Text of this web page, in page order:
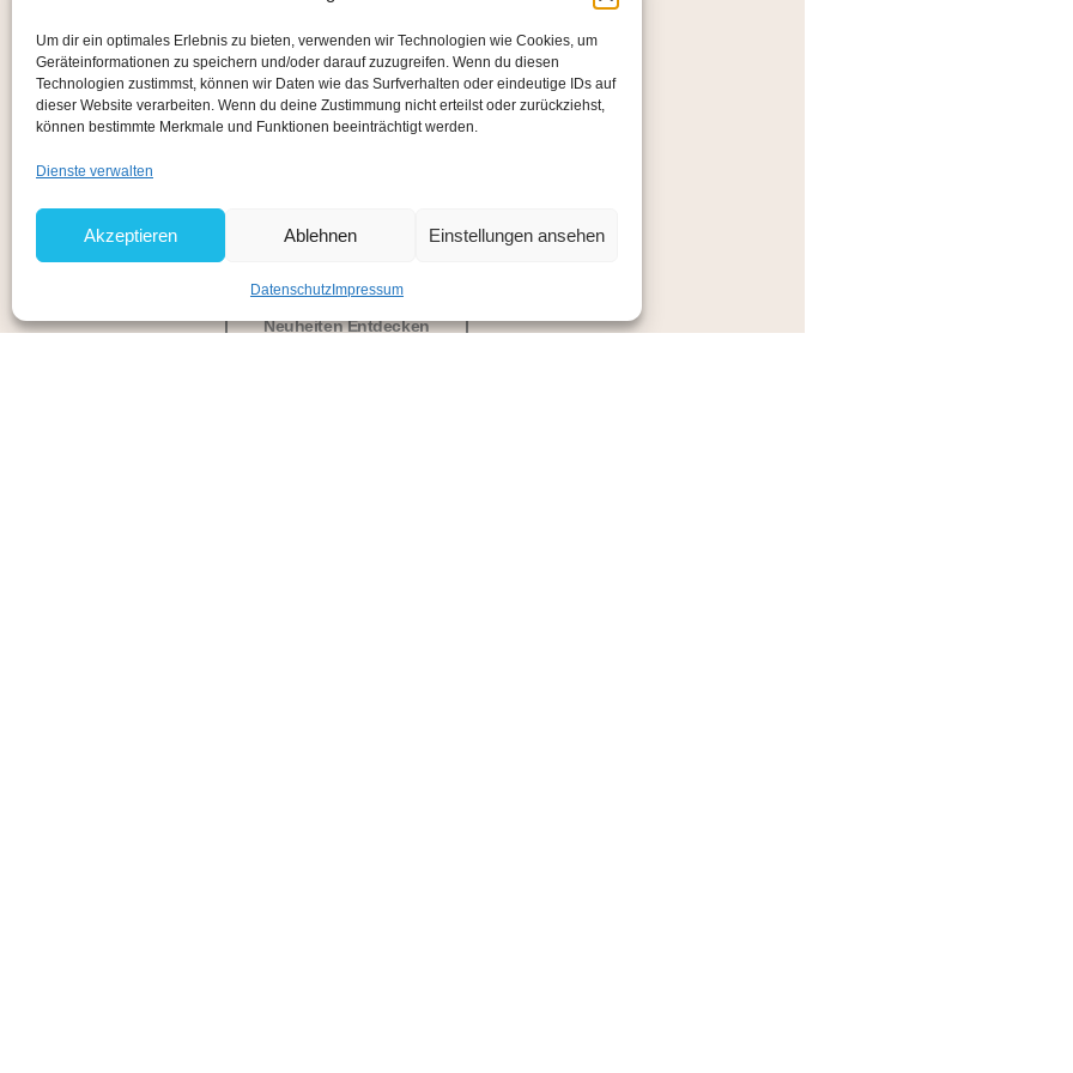
Um dir ein optimales Erlebnis zu bieten, verwenden wir Technologien wie Cookies, um
Geräteinformationen zu speichern und/oder darauf zuzugreifen. Wenn du diesen
Technologien zustimmst, können wir Daten wie das Surfverhalten oder eindeutige IDs auf
dieser Website verarbeiten. Wenn du deine Zustimmung nicht erteilst oder zurückziehst,
können bestimmte Merkmale und Funktionen beeinträchtigt werden.
Dienste verwalten
Akzeptieren Ablehnen Einstellungen ansehen
DatenschutzImpressum
mit matches21
Neuheiten Entdecken